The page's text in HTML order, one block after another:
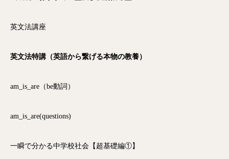
英文法講座
英文法特講（英語から繋げる本物の教養）
am_is_are（be動詞）
am_is_are(questions)
一瞬で分かる中学校社会【超基礎編①】